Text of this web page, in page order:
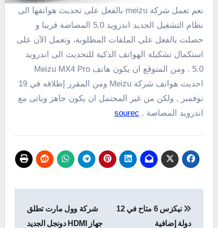
نعم تعمل شركة meizu بالفعل على تحديث هواتفها الى
نظام التشغيل الجديد اندرويد 5.0 المصاصة قريبا و
حصلت بالفعل على
الملفات المطلوبة، وتعمل الآن على
استكمال تشكيلة الهواتف الذكية للتحديث الى اندرويد
5.0 . ومن المتوقع ان يكون هاتف Meizu MX4 Pro
احديث هواتف شركة Meizu
ومن المقرر إطلاقه في 19
نوفمبر , ولكن من غير المحتمل ان يكون جاهز وياتى مع
اندرويد المصاصة . sourec
المقالات
نيكزس 6 متاح في 12
دولة إضافية
شركة وول مارت تطلق
جهاز HDMI دونجل الجديد